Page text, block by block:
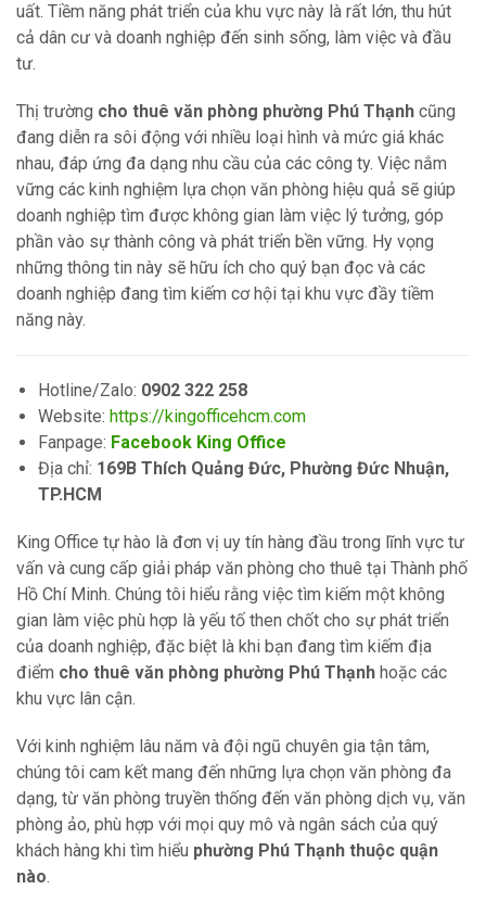
uất. Tiềm năng phát triển của khu vực này là rất lớn, thu hút
cả dân cư và doanh nghiệp đến sinh sống, làm việc và đầu
tư.
Thị trường cho thuê văn phòng phường Phú Thạnh cũng
đang diễn ra sôi động với nhiều loại hình và mức giá khác
nhau, đáp ứng đa dạng nhu cầu của các công ty. Việc nắm
vững các kinh nghiệm lựa chọn văn phòng hiệu quả sẽ giúp
doanh nghiệp tìm được không gian làm việc lý tưởng, góp
phần vào sự thành công và phát triển bền vững. Hy vọng
những thông tin này sẽ hữu ích cho quý bạn đọc và các
doanh nghiệp đang tìm kiếm cơ hội tại khu vực đầy tiềm
năng này.
Hotline/Zalo: 0902 322 258
Website: https://kingofficehcm.com
Fanpage: Facebook King Office
Địa chỉ: 169B Thích Quảng Đức, Phường Đức Nhuận,
TP.HCM
King Office tự hào là đơn vị uy tín hàng đầu trong lĩnh vực tư
vấn và cung cấp giải pháp văn phòng cho thuê tại Thành phố
Hồ Chí Minh. Chúng tôi hiểu rằng việc tìm kiếm một không
gian làm việc phù hợp là yếu tố then chốt cho sự phát triển
của doanh nghiệp, đặc biệt là khi bạn đang tìm kiếm địa
điểm cho thuê văn phòng phường Phú Thạnh hoặc các
khu vực lân cận.
Với kinh nghiệm lâu năm và đội ngũ chuyên gia tận tâm,
chúng tôi cam kết mang đến những lựa chọn văn phòng đa
dạng, từ văn phòng truyền thống đến văn phòng dịch vụ, văn
phòng ảo, phù hợp với mọi quy mô và ngân sách của quý
khách hàng khi tìm hiểu phường Phú Thạnh thuộc quận
nào.